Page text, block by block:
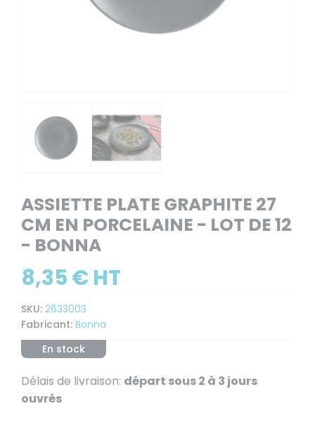
ASSIETTE PLATE GRAPHITE 27
CM EN PORCELAINE - LOT DE 12
- BONNA
8,35 € HT
SKU: 2633003
Fabricant: Bonna
En stock
Délais de livraison: départ sous 2 à 3 jours
ouvrés